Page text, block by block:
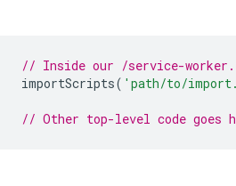
// Inside our /service-
importScripts( 'path/to/
// Other top-level code goes